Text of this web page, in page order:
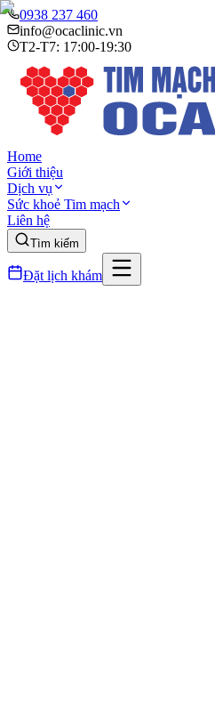
0938 237 460
info@ocaclinic.vn
T2-T7: 17:00-19:30
Home
Giới thiệu
Dịch vụ
Sức khoẻ Tim mạch
Liên hệ
Tìm kiếm
Đặt lịch khám